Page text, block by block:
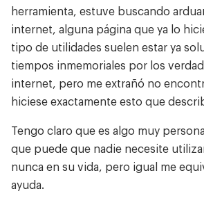
herramienta, estuve buscando
internet, alguna página que ya lo
tipo de utilidades suelen estar ya
tiempos inmemoriales por los
internet, pero me extrañó no
hiciese exactamente esto que
Tengo claro que es algo muy
que puede que nadie necesite
nunca en su vida, pero igual me
ayuda.